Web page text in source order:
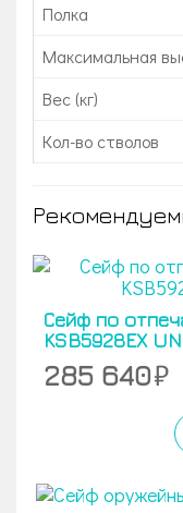
Полка
Максимальная
Вес (кг)
Кол-во стволов
Сейф по
KSB5928EX
285 640